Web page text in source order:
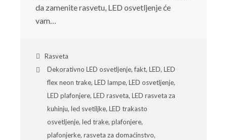
da zamenite rasvetu, LED osvetljenje će
vam…
Rasveta
Dekorativno LED osvetljenje,fakt, LED, LED
flex neon trake, LED lampe, LED osvetljenje,
LED plafonjere, LED rasveta, LED rasveta za
kuhinju, led svetiljke, LED trakasto
osvetljenje, led trake, plafonjere,
plafonjerke, rasveta za domaćinstvo,